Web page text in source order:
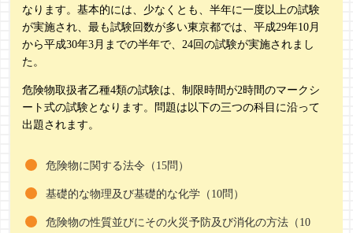
なります。基本的には、少なくとも、半年に一度以上の試験
が実施され、最も試験回数が多い東京都では、平成29年10月
から平成30年3月までの半年で、24回の試験が実施されまし
た。
危険物取扱者乙種4類の試験は、制限時間が2時間のマークシ
ート式の試験となります。問題は以下の三つの科目に沿って
出題されます。
危険物に関する法令（15問）
基礎的な物理及び基礎的な化学（10問）
危険物の性質並びにその火災予防及び消化の方法（10